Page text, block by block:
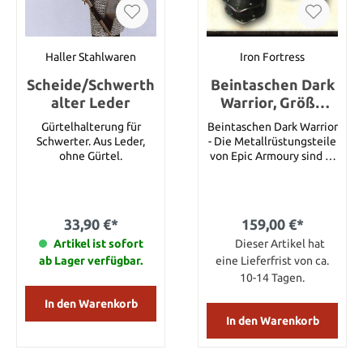
Maximale Schulterbreite:
28 cm Halsbreite: 17 cm
Taille: 60 cm (M) Arm: 25
cm (M)
Haller Stahlwaren
Scheide/Schwerth
alter Leder
Gürtelhalterung für
Schwerter. Aus Leder,
ohne Gürtel.
33,90 €*
Artikel ist sofort
ab Lager verfügbar.
In den Warenkorb
Iron Fortress
Beintaschen Dark
Warrior, Größe
S/M
Beintaschen Dark Warrior
- Die Metallrüstungsteile
von Epic Armoury sind in
komplette Rüstungssets
gekauft werden. So hat
der Spieler die
Möglichkeit seine
Rüstung zu
personalisieren. Diese
Beintaschen passend
Brustpanzer bestehen
159,00 €*
Dieser Artikel hat
eine Lieferfrist von ca.
10-14 Tagen.
In den Warenkorb